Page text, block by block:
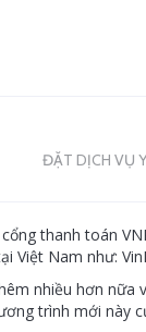
ĐẶT DỊCH VỤ
thanh toán
Việt Nam như:
nhiều hơn nữa
trình mới này